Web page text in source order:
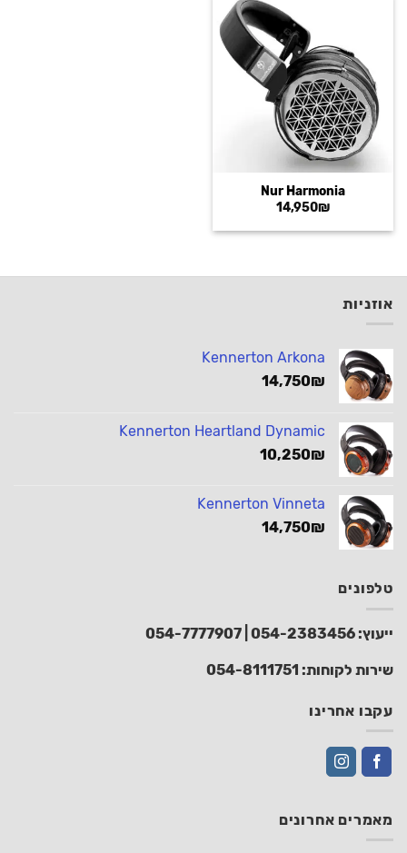
Nur Harmonia
14,950₪
אוזניות
Kennerton Arkona
14,750₪
Kennerton Heartland Dynamic
10,250₪
Kennerton Vinneta
14,750₪
טלפונים
ייעוץ: 054-2383456
054-7777907
שירות לקוחות: 054-8111751
עקבו אחרינו
מאמרים אחרונים